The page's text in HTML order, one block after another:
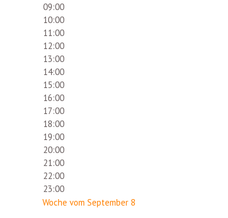
09:00
10:00
11:00
12:00
13:00
14:00
15:00
16:00
17:00
18:00
19:00
20:00
21:00
22:00
23:00
Woche vom September 8